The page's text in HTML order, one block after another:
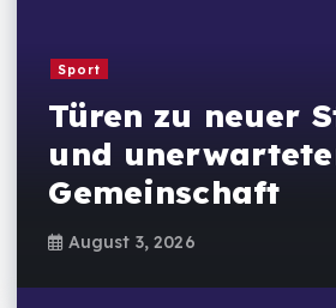
Sport
Türen zu neuer
und
Gemeinschaft
August 3, 2026